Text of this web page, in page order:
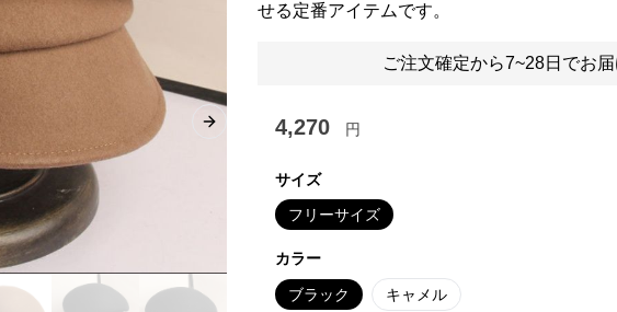
Next slide
せる定番アイテムです。
ご注文確定から7~28日でお
4,270 円
サイズ
フリーサイズ
カラー
ブラック キャメル